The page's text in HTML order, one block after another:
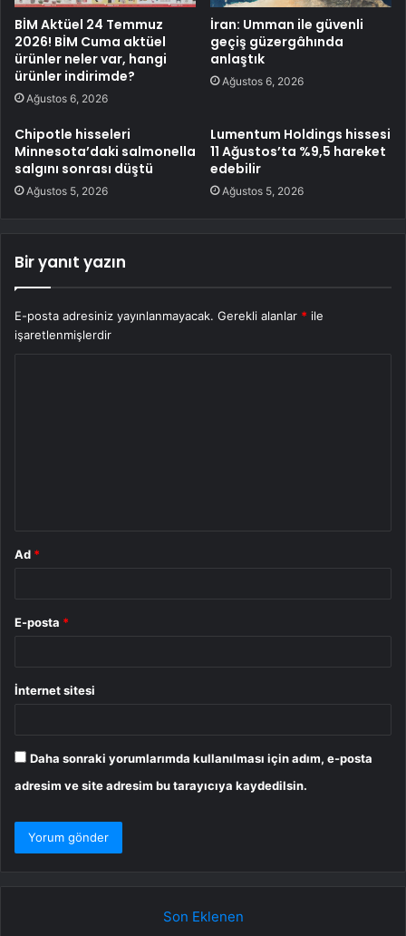
BİM Aktüel 24 Temmuz
2026! BİM Cuma aktüel
ürünler neler var, hangi
ürünler indirimde?
Ağustos 6, 2026
İran: Umman ile güvenli
geçiş güzergâhında
anlaştık
Ağustos 6, 2026
Chipotle hisseleri
Minnesota’daki salmonella
salgını sonrası düştü
Ağustos 5, 2026
Lumentum Holdings hissesi
11 Ağustos’ta %9,5 hareket
edebilir
Ağustos 5, 2026
Bir yanıt yazın
E-posta adresiniz yayınlanmayacak. Gerekli alanlar * ile
işaretlenmişlerdir
Ad *
E-posta *
İnternet sitesi
Daha sonraki yorumlarımda kullanılması için adım, e-posta
adresim ve site adresim bu tarayıcıya kaydedilsin.
Son Eklenen